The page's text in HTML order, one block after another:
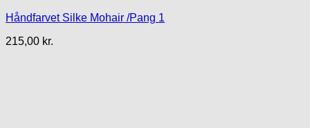
Håndfarvet Silke Mohair /Pang 1
215,00 kr.